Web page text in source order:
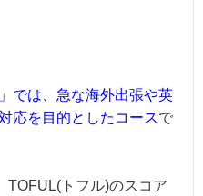
では、急な海外出張や英
応を目的としたコースで
TOFUL(トフル)のスコア